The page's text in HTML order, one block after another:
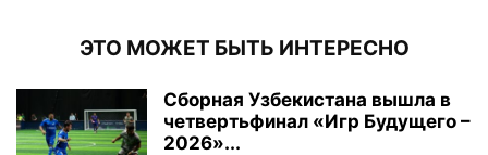
ЭТО МОЖЕТ БЫТЬ ИНТЕРЕСНО
Сборная Узбекистана вышла в
четвертьфинал «Игр Будущего –
2026»...